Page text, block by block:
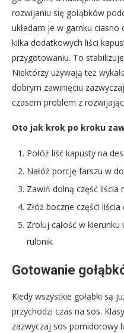
rozwijaniu się gołąbków
układam je w garnku ciasno
kilka dodatkowych liści
przygotowaniu. To
Niektórzy używają też
dobrym zawinięciu
czasem problem z
Oto jak krok po kroku
Połóż liść kapusty na
Nałóż porcję farszu w
Zawiń dolną część liścia
Złóż boczne części
Zroluj całość w
rulonik.
Gotowanie
Kiedy wszystkie gołąbki są
przychodzi czas na sos.
zazwyczaj sos pomidorowy